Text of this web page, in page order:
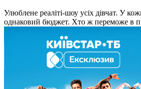
Улюблене реаліті-шоу усіх дівчат. У
однаковий бюджет. Хто ж переможе в